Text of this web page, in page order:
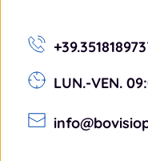
LUN.-VEN.